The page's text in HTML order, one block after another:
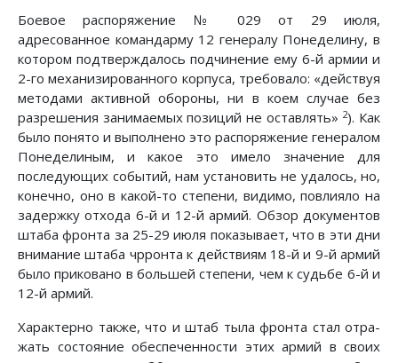
Боевое распоряжение № 029 от 29 июля,
адресованное командарму 12 генералу Понеделину, в
котором подтвержда­лось подчинение ему 6-й армии и
2-го механизированного кор­пуса, требовало: «действуя
методами активной обороны, ни в коем случае без
разрешения занимаемых позиций не оставлять» 2). Как
было понято и выполнено это распоряжение генералом
Понеделиным, и какое это имело значение для
последующих событий, нам установить не удалось, но,
ко­нечно, оно в какой-то степени, видимо, повлияло на
задержку отхода 6-й и 12-й армий. Обзор документов
штаба фронта за 25-29 июля показывает, что в эти дни
внимание штаба чрронта к действиям 18-й и 9-й армий
было приковано в боль­шей степени, чем к судьбе 6-й и
12-й армий.
Характерно также, что и штаб тыла фронта стал отра­
жать состояние обеспеченности этих армий в своих